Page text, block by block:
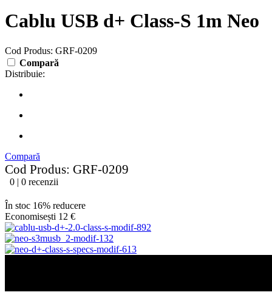
Cablu USB d+ Class-S 1m Neo
Cod Produs: GRF-0209
Compară
Distribuie:
Compară
Cod Produs: GRF-0209
0 | 0 recenzii
În stoc 16% reducere
Economisești 12 €